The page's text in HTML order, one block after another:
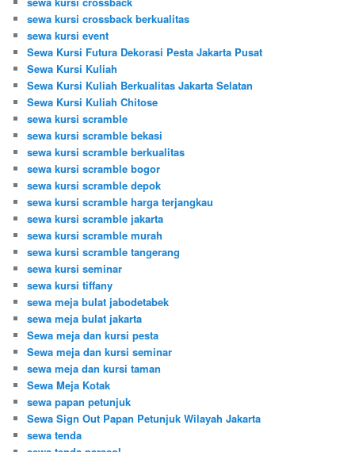
sewa kursi crossback berkualitas
sewa kursi event
Sewa Kursi Futura Dekorasi Pesta Jakarta Pusat
Sewa Kursi Kuliah
Sewa Kursi Kuliah Berkualitas Jakarta Selatan
Sewa Kursi Kuliah Chitose
sewa kursi scramble
sewa kursi scramble bekasi
sewa kursi scramble berkualitas
sewa kursi scramble bogor
sewa kursi scramble depok
sewa kursi scramble harga terjangkau
sewa kursi scramble jakarta
sewa kursi scramble murah
sewa kursi scramble tangerang
sewa kursi seminar
sewa kursi tiffany
sewa meja bulat jabodetabek
sewa meja bulat jakarta
Sewa meja dan kursi pesta
Sewa meja dan kursi seminar
sewa meja dan kursi taman
Sewa Meja Kotak
sewa papan petunjuk
Sewa Sign Out Papan Petunjuk Wilayah Jakarta
sewa tenda